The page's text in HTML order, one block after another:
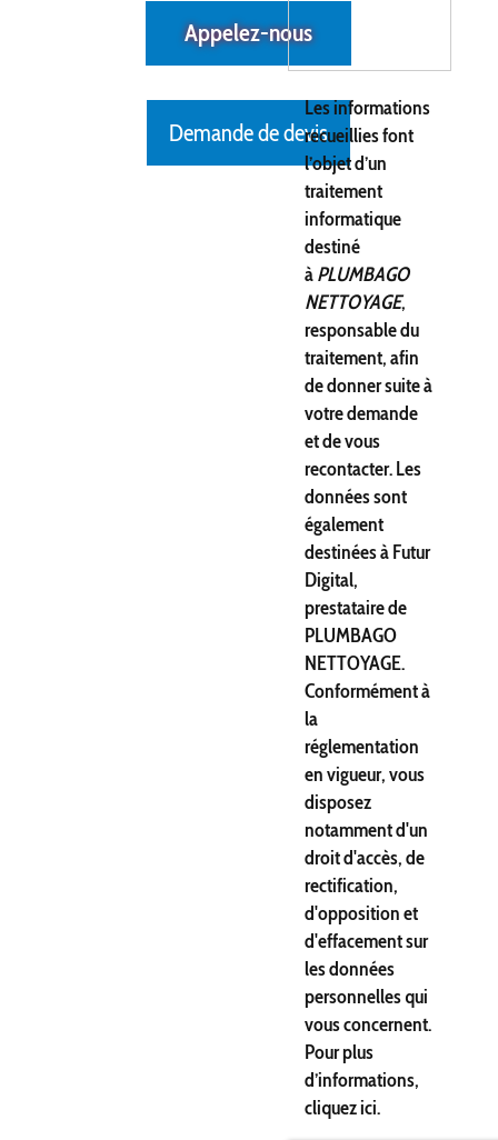
Appelez-nous
Demande de devis
Les informations
recueillies font
l’objet d’un
traitement
informatique
destiné
àPLUMBAGO
NETTOYAGE,
responsable du
traitement, afin
de donner suite à
votre demande
et de vous
recontacter. Les
données sont
également
destinées à Futur
Digital,
prestataire de
PLUMBAGO
NETTOYAGE.
Conformément à
la
réglementation
en vigueur, vous
disposez
notamment d'un
droit d'accès, de
rectification,
d'opposition et
d'effacement sur
les données
personnelles qui
vous concernent.
Pour plus
d’informations,
cliquezici.